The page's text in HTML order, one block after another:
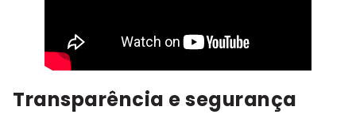
Transparência e segurança